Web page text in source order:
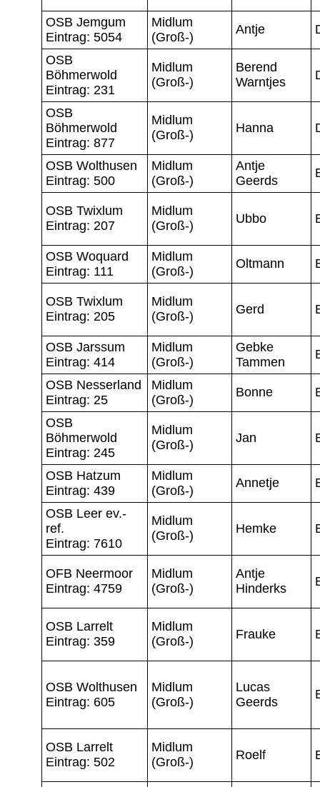
OSB Jemgum
Eintrag: 5054
Midlum
(Groß-)
Antje
OSB
Böhmerwold
Eintrag: 231
Midlum
(Groß-)
Berend
Warntjes
OSB
Böhmerwold
Eintrag: 877
Midlum
(Groß-)
Hanna
OSB Wolthusen
Eintrag: 500
Midlum
(Groß-)
Antje
Geerds
OSB Twixlum
Eintrag: 207
Midlum
(Groß-)
Ubbo
OSB Woquard
Eintrag: 111
Midlum
(Groß-)
Oltmann
OSB Twixlum
Eintrag: 205
Midlum
(Groß-)
Gerd
OSB Jarssum
Eintrag: 414
Midlum
(Groß-)
Gebke
Tammen
OSB Nesserland
Eintrag: 25
Midlum
(Groß-)
Bonne
OSB
Böhmerwold
Eintrag: 245
Midlum
(Groß-)
Jan
OSB Hatzum
Eintrag: 439
Midlum
(Groß-)
Annetje
OSB Leer ev.-
ref.
Eintrag: 7610
Midlum
(Groß-)
Hemke
OFB Neermoor
Eintrag: 4759
Midlum
(Groß-)
Antje
Hinderks
OSB Larrelt
Eintrag: 359
Midlum
(Groß-)
Frauke
OSB Wolthusen
Eintrag: 605
Midlum
(Groß-)
Lucas
Geerds
OSB Larrelt
Eintrag: 502
Midlum
(Groß-)
Roelf